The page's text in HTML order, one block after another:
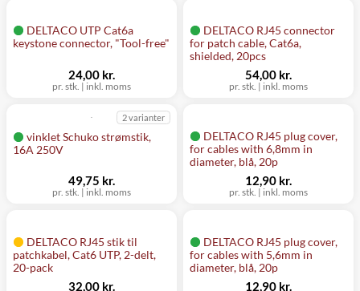
DELTACO UTP Cat6a
keystone connector, "Tool-free"
pr. stk. | inkl. moms
24,00 kr.
DELTACO RJ45 connector
for patch cable, Cat6a,
shielded, 20pcs
pr. stk. | inkl. moms
54,00 kr.
vinklet Schuko strømstik,
16A 250V
2 varianter
pr. stk. | inkl. moms
49,75 kr.
DELTACO RJ45 plug cover,
for cables with 6,8mm in
diameter, blå, 20p
pr. stk. | inkl. moms
12,90 kr.
DELTACO RJ45 stik til
patchkabel, Cat6 UTP, 2-delt,
20-pack
32,00 kr.
DELTACO RJ45 plug cover,
for cables with 5,6mm in
diameter, blå, 20p
12,90 kr.